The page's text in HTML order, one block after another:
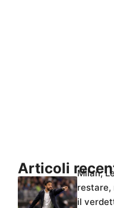
Articoli
Milan,
restare,
il